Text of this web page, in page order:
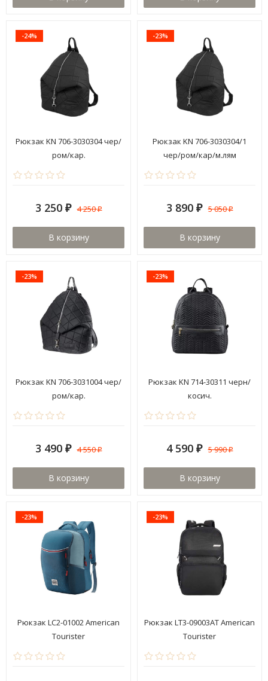
-24%
Рюкзак KN 706-3030304 чер/
ром/кар.
3 250 ₽ 4 250₽
В корзину
-23%
Рюкзак KN 706-3030304/1
чер/ром/кар/м.лям
3 890 ₽ 5 050₽
В корзину
-23%
Рюкзак KN 706-3031004 чер/
ром/кар.
3 490 ₽ 4 550₽
В корзину
-23%
Рюкзак KN 714-30311 черн/
косич.
4 590 ₽ 5 990₽
В корзину
-23%
Рюкзак LC2-01002 American
Tourister
-23%
Рюкзак LT3-09003AT American
Tourister